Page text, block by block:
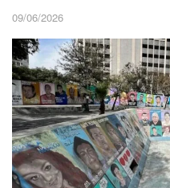
09/06/2026